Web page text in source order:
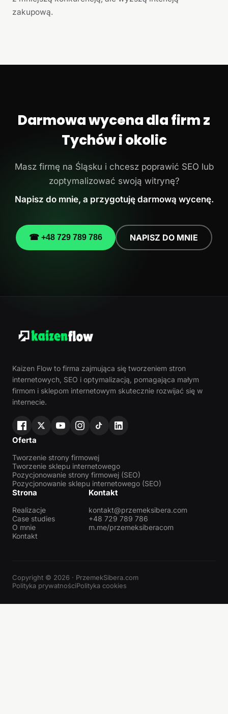
zakupową.
Darmowa wycena dla firm z
Tychów i okolic
Masz firmę na Śląsku i chcesz poprawić SEO lub
zoptymalizować swoją witrynę?
Napisz do mnie, a przygotuję darmową wycenę.
☎ +48 729 789 786 NAPISZ DO MNIE
Kaizen Flow to firma zajmująca się tworzeniem stron
internetowych, SEO i optymalizacją, pomagająca małym
firmom i sklepom internetowym skutecznie rozwijać się w
internecie.
Oferta
Tworzenie strony firmowej
Tworzenie sklepu internetowego
Pozycjonowanie strony firmowej (SEO)
Pozycjonowanie sklepu internetowego (SEO)
Strona
Realizacje
Case studies
O mnie
Kontakt
Kontakt
kontakt@przemeksibera.com
+48 729 789 786
m.me/przemeksiberacom
Copyright © 2026 · PrzemekSibera.com
Polityka prywatnościPolityka cookies